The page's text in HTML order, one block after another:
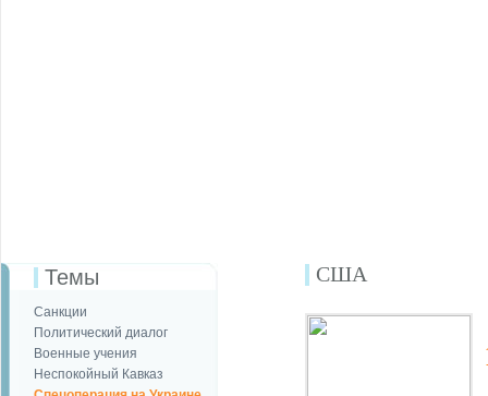
Темы
Санкции
Политический диалог
Военные учения
Неспокойный Кавказ
США